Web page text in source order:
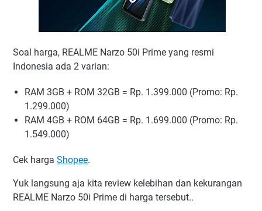
Soal harga, REALME Narzo 50i Prime yang resmi
Indonesia ada 2 varian:
RAM 3GB + ROM 32GB = Rp. 1.399.000 (Promo: Rp.
1.299.000)
RAM 4GB + ROM 64GB = Rp. 1.699.000 (Promo: Rp.
1.549.000)
Cek harga Shopee.
Yuk langsung aja kita review kelebihan dan kekurangan
REALME Narzo 50i Prime di harga tersebut..